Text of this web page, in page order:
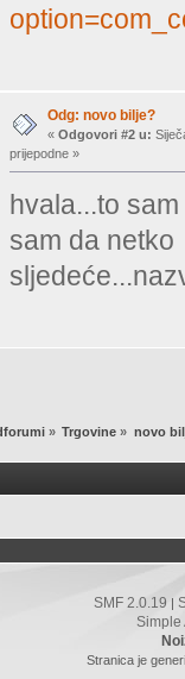
Odg: novo bilje?
« Odgovori #2 u:
prijepodne »
hvala...to
sam da
» Trgovine » novo
SMF 2.0.19 |
Simple
Stranica je